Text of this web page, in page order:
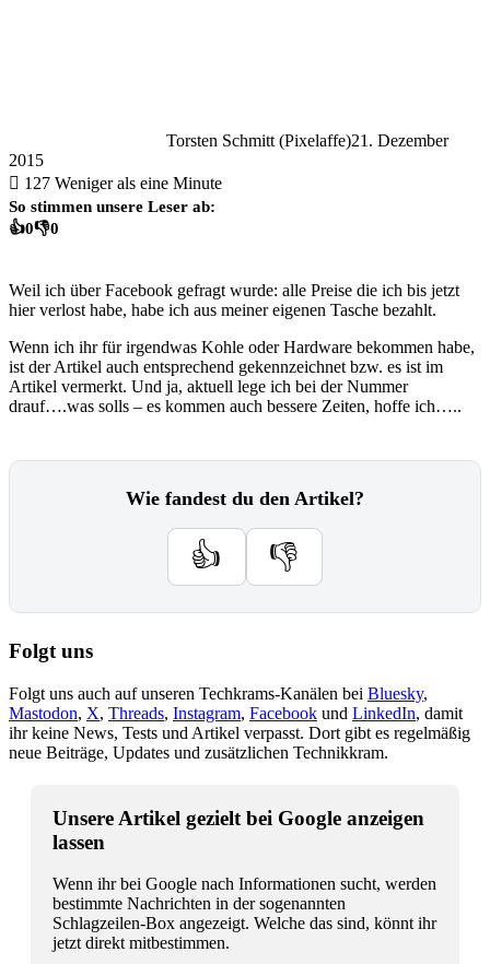
Torsten Schmitt (Pixelaffe)21. Dezember
2015
127 Weniger als eine Minute
So stimmen unsere Leser ab:
👍0👎0
Weil ich über Facebook gefragt wurde: alle Preise die ich bis jetzt
hier verlost habe, habe ich aus meiner eigenen Tasche bezahlt.
Wenn ich ihr für irgendwas Kohle oder Hardware bekommen habe,
ist der Artikel auch entsprechend gekennzeichnet bzw. es ist im
Artikel vermerkt. Und ja, aktuell lege ich bei der Nummer
drauf….was solls – es kommen auch bessere Zeiten, hoffe ich…..
Wie fandest du den Artikel?
👍 👎
Folgt uns
Folgt uns auch auf unseren Techkrams-Kanälen bei Bluesky,
Mastodon, X, Threads, Instagram, Facebook und LinkedIn, damit
ihr keine News, Tests und Artikel verpasst. Dort gibt es regelmäßig
neue Beiträge, Updates und zusätzlichen Technikkram.
Unsere Artikel gezielt bei Google anzeigen
lassen
Wenn ihr bei Google nach Informationen sucht, werden
bestimmte Nachrichten in der sogenannten
Schlagzeilen-Box angezeigt. Welche das sind, könnt ihr
jetzt direkt mitbestimmen.